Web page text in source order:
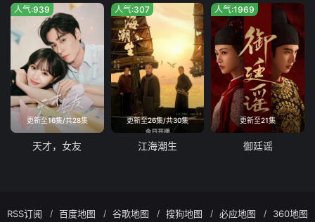
更新至16集/共28集
人气:939
天才，女友
更新至26集/共30集
人气:307
江海潮生
更新至21集
人气:1969
御廷谣
RSS订阅 百度地图 谷歌地图 搜狗地图 必应地图 360地图